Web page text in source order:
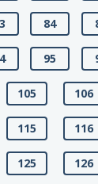
84
95
105 106
115 116
125 126